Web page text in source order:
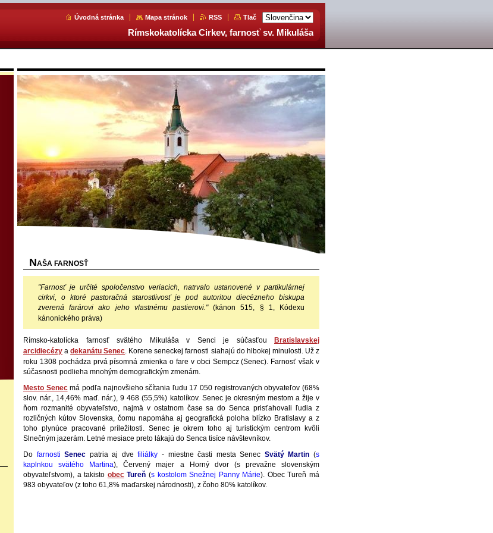
Úvodná stránka Mapa stránok RSS Tlač
Rímskokatolícka Cirkev, farnosť sv. Mikuláša
NAŠA FARNOSŤ
"Farnosť je určité spoločenstvo veriacich, natrvalo ustanovené v partikulárnej
cirkvi, o ktoré pastoračná starostlivosť je pod autoritou diecézneho biskupa
zverená farárovi ako jeho vlastnému pastierovi."(kánon 515, § 1,Kódexu
kánonického práva)
Rímsko-katolícka farnosť svätého Mikuláša v Senci je súčasťou
Bratislavskej
arcidiecézy adekanátu Senec. Korene seneckej farnosti siahajú do hlbokej minulosti. Už z
roku 1308 pochádza prvá písomná zmienka o fare v obci Sempcz (Senec). Farnosť však v
súčasnosti podlieha mnohým demografickým zmenám.
Mesto Senecmá podľa najnovšieho sčítania ľudu 17 050 registrovaných obyvateľov (68%
slov. nár., 14,46% maď. nár.), 9 468 (55,5%) katolíkov. Senec je okresným mestom a žije v
ňom rozmanité obyvateľstvo, najmä v ostatnom čase sa do Senca prisťahovali ľudia z
rozličných kútov Slovenska, čomu napomáha aj geografická poloha blízko Bratislavy a z
toho plynúce pracované príležitosti. Senec je okrem toho aj turistickým centrom kvôli
Slnečným jazerám. Letné mesiace preto lákajú do Senca tisíce návštevníkov.
Do farnostiSenec patria aj dvefiliálky - miestne časti mesta Senec Svätý Martin(s
kaplnkou svätého Martina), Červený majer a Horný dvor (s prevažne slovenským
obyvateľstvom), a takisto obec Tureň (s kostolom Snežnej Panny Márie). Obec Tureň má
983 obyvateľov (z toho 61,8% maďarskej národnosti), z čoho 80% katolíkov.